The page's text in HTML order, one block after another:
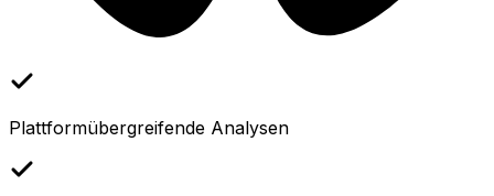
Plattformübergreifende Analysen